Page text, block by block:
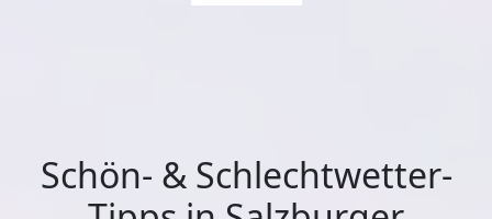
Schön- & Schlechtwetter-